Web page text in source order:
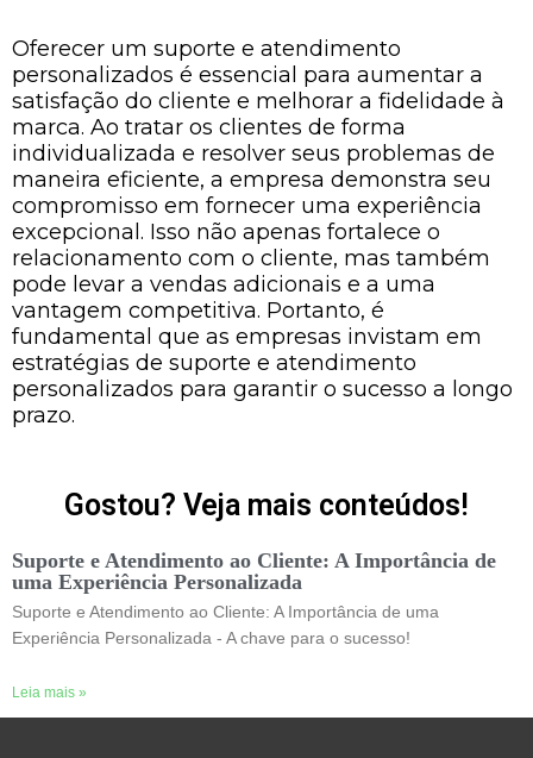
Oferecer um suporte e atendimento
personalizados é essencial para aumentar a
satisfação do cliente e melhorar a fidelidade à
marca. Ao tratar os clientes de forma
individualizada e resolver seus problemas de
maneira eficiente, a empresa demonstra seu
compromisso em fornecer uma experiência
excepcional. Isso não apenas fortalece o
relacionamento com o cliente, mas também
pode levar a vendas adicionais e a uma
vantagem competitiva. Portanto, é
fundamental que as empresas invistam em
estratégias de suporte e atendimento
personalizados para garantir o sucesso a longo
prazo.
Gostou? Veja mais conteúdos!
Suporte e Atendimento ao Cliente: A Importância de
uma Experiência Personalizada
Suporte e Atendimento ao Cliente: A Importância de uma
Experiência Personalizada - A chave para o sucesso!
Leia mais »